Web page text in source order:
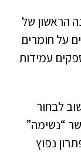
הראשון של
על חומרים
עמידות
לבחור
“נשימה”
נפוץ